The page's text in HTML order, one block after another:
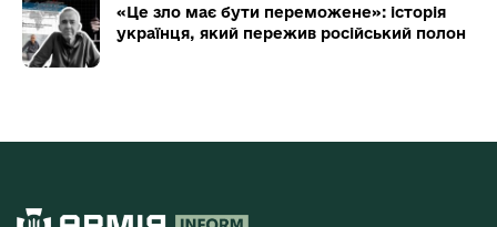
«Це зло має бути переможене»: історія
українця, який пережив російський полон